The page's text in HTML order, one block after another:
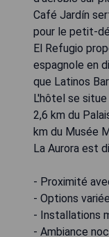
Café Jardín
pour le petit-
El Refugio
espagnole en
que Latinos
L'hôtel se situe
2,6 km du
km du Musée
La Aurora est
- Proximité
- Options
- Installations
- Ambiance